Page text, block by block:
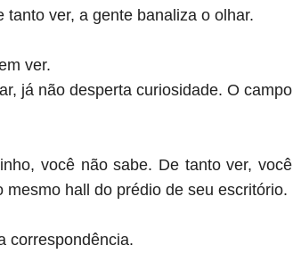
ver, a gente banaliza o olhar.
ver.
já não desperta curiosidade. O campo
você não sabe. De tanto ver, você
hall do prédio de seu escritório.
correspondência.